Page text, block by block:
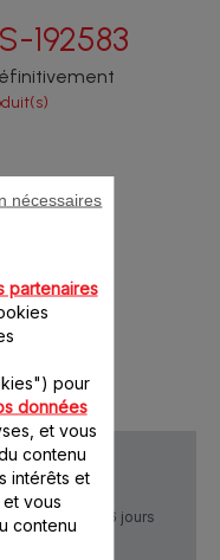
192583
sous 5 à 6 jours
partenaires
pour
données
et vous
contenu
intérêts et
vous
contenu
nécessaires